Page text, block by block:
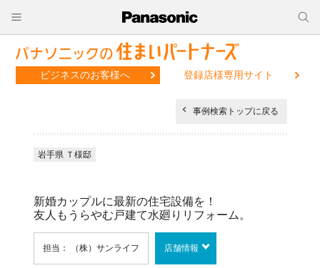
ビジネスのお客様へ 登録店様専用サイト
事例検索トップに戻る
岩手県 Ｔ様邸
新婚カップルに最新の住宅設備を！
友人もうらやむ戸建て水廻りリフォーム。
担当： （株）サンライフ 店舗情報